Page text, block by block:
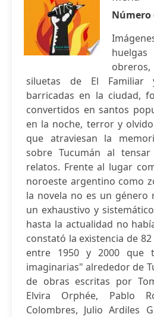
Número
siluetas de El Familiar
barricadas en la ciudad,
convertidos en santos
en la noche, terror y
que atraviesan la
sobre Tucumán al
relatos. Frente al lugar
noroeste argentino como
la novela no es un género
un exhaustivo y
hasta la actualidad no
constató la existencia de
entre 1950 y 2000 que
imaginarias" alrededor de
de obras escritas por
Elvira Orphée, Pablo
Colombres, Julio Ardiles